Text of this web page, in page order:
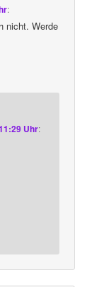
:
nicht. Werde
Uhr: